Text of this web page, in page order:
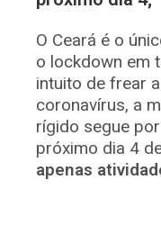
O Ceará é o
o lockdown em
intuito de frear
coronavírus, a
rígido segue
próximo dia 4
apenas